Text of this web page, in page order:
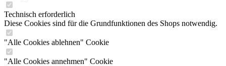
Technisch erforderlich
Diese Cookies sind für die Grundfunktionen des Shops notwendig.
"Alle Cookies ablehnen" Cookie
"Alle Cookies annehmen" Cookie